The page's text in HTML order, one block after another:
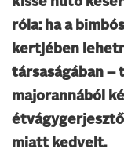
róla: ha a
kertjében
társaságában –
majorannából
miatt kedvelt.